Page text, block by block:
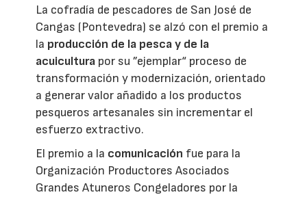
La cofradía de pescadores de San José de
Cangas (Pontevedra) se alzó con el premio a
la producción de la pesca y de la
acuicultura por su ”ejemplar“ proceso de
transformación y modernización, orientado
a generar valor añadido a los productos
pesqueros artesanales sin incrementar el
esfuerzo extractivo.
El premio a la comunicación fue para la
Organización Productores Asociados
Grandes Atuneros Congeladores por la